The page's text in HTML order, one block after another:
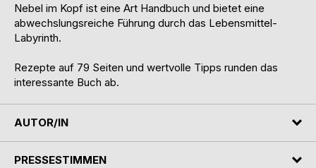
Nebel im Kopf ist eine Art Handbuch und bietet eine
abwechslungsreiche Führung durch das Lebensmittel-
Labyrinth.
Rezepte auf 79 Seiten und wertvolle Tipps runden das
interessante Buch ab.
AUTOR/IN
PRESSESTIMMEN